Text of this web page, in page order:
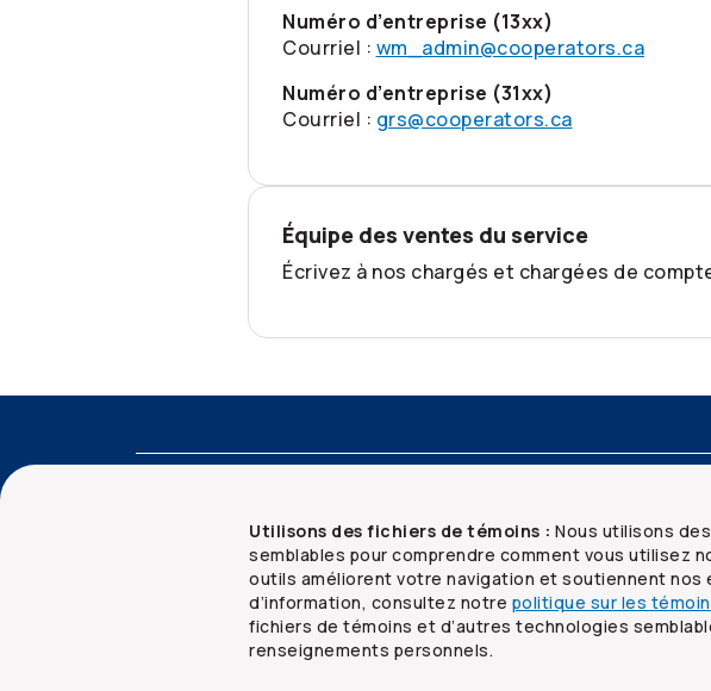
Numéro d’entreprise (13xx)
Courriel : wm_admin@cooperators.ca
Numéro d’entreprise (31xx)
Courriel : grs@cooperators.ca
Équipe des ventes du service
Écrivez à nos chargés et chargées de
Utilisons des fichiers de témoins : Nous utilisons
semblables pour comprendre comment vous utilisez
outils améliorent votre navigation et soutiennent nos
d’information, consultez notre politique sur les
fichiers de témoins et d’autres technologies
renseignements personnels.
© Groupe Co-operators limitée,2026